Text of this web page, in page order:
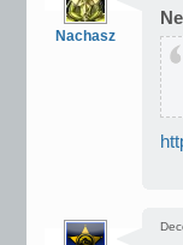
Nachasz